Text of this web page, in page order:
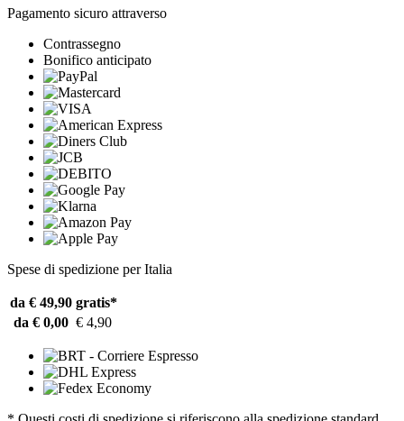
Pagamento sicuro attraverso
Contrassegno
Bonifico anticipato
Spese di spedizione per Italia
da € 49,90 gratis*
da € 0,00 € 4,90